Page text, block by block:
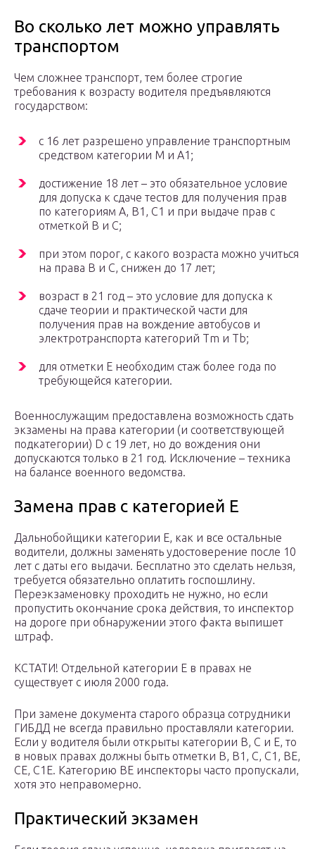
Во сколько лет можно управлять
транспортом
Чем сложнее транспорт, тем более строгие
требования к возрасту водителя предъявляются
государством:
с 16 лет разрешено управление транспортным
средством категории М и А1;
достижение 18 лет – это обязательное условие
для допуска к сдаче тестов для получения прав
по категориям А, В1, С1 и при выдаче прав с
отметкой В и С;
при этом порог, с какого возраста можно учиться
на права В и С, снижен до 17 лет;
возраст в 21 год – это условие для допуска к
сдаче теории и практической части для
получения прав на вождение автобусов и
электротранспорта категорий Тm и Тb;
для отметки Е необходим стаж более года по
требующейся категории.
Военнослужащим предоставлена возможность сдать
экзамены на права категории (и соответствующей
подкатегории) D с 19 лет, но до вождения они
допускаются только в 21 год. Исключение – техника
на балансе военного ведомства.
Замена прав с категорией Е
Дальнобойщики категории Е, как и все остальные
водители, должны заменять удостоверение после 10
лет с даты его выдачи. Бесплатно это сделать нельзя,
требуется обязательно оплатить госпошлину.
Переэкзаменовку проходить не нужно, но если
пропустить окончание срока действия, то инспектор
на дороге при обнаружении этого факта выпишет
штраф.
КСТАТИ! Отдельной категории Е в правах не
существует с июля 2000 года.
При замене документа старого образца сотрудники
ГИБДД не всегда правильно проставляли категории.
Если у водителя были открыты категории В, С и Е, то
в новых правах должны быть отметки В, В1, С, С1, ВЕ,
СЕ, С1Е. Категорию ВЕ инспекторы часто пропускали,
хотя это неправомерно.
Практический экзамен